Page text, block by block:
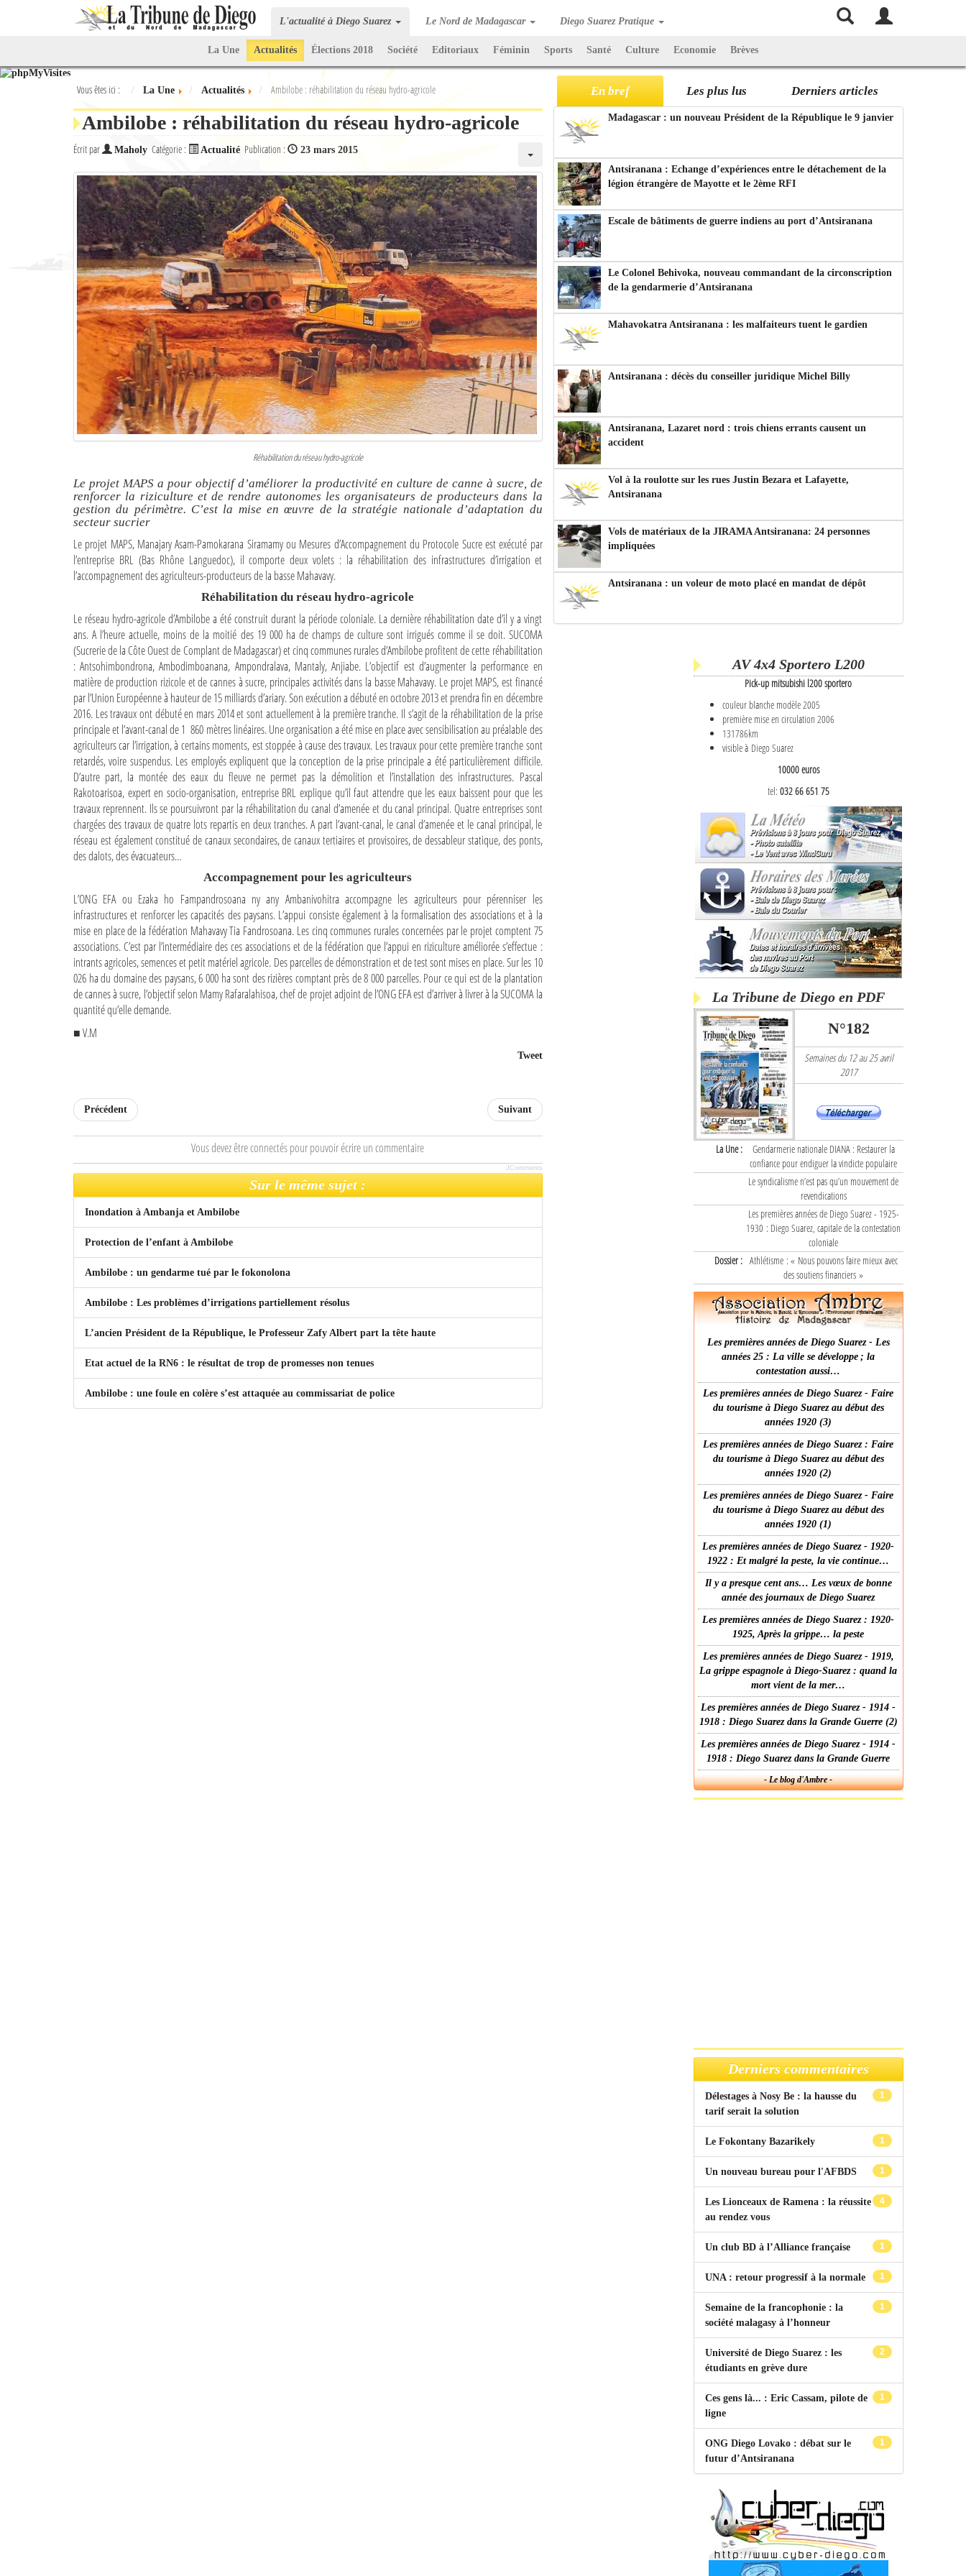
L'actualité à Diego Suarez Le Nord de Madagascar Diego Suarez Pratique
La Une Actualités Élections 2018 Société Editoriaux Féminin Sports Santé Culture Economie Brèves
Vous êtes ici : La Une Actualités Ambilobe : réhabilitation du réseau hydro-agricole
Ambilobe : réhabilitation du réseau hydro-agricole
Écrit par Maholy Catégorie : Actualité Publication : 23 mars 2015
Réhabilitation du réseau hydro-agricole
Le projet MAPS a pour objectif d’améliorer la productivité en culture de canne à sucre, de
renforcer la riziculture et de rendre autonomes les organisateurs de producteurs dans la
gestion du périmètre. C’est la mise en œuvre de la stratégie nationale d’adaptation du
secteur sucrier
Le projet MAPS, Manajary Asam-Pamokarana Siramamy ou Mesures d’Accompagnement du Protocole Sucre est exécuté par
l’entreprise BRL (Bas Rhône Languedoc), il comporte deux volets : la réhabilitation des infrastructures d’irrigation et
l’accompagnement des agriculteurs-producteurs de la basse Mahavavy.
Réhabilitation du réseau hydro-agricole
Le réseau hydro-agricole d’Ambilobe a été construit durant la période coloniale. La dernière réhabilitation date d’il y a vingt
ans. A l’heure actuelle, moins de la moitié des 19 000 ha de champs de culture sont irrigués comme il se doit. SUCOMA
(Sucrerie de la Côte Ouest de Complant de Madagascar) et cinq communes rurales d’Ambilobe profitent de cette réhabilitation
: Antsohimbondrona, Ambodimboanana, Ampondralava, Mantaly, Anjiabe. L’objectif est d’augmenter la performance en
matière de production rizicole et de cannes à sucre, principales activités dans la basse Mahavavy. Le projet MAPS, est financé
par l’Union Européenne à hauteur de 15 milliards d’ariary. Son exécution a débuté en octobre 2013 et prendra fin en décembre
2016. Les travaux ont débuté en mars 2014 et sont actuellement à la première tranche. Il s’agit de la réhabilitation de la prise
principale et l’avant-canal de 1 860 mètres linéaires. Une organisation a été mise en place avec sensibilisation au préalable des
agriculteurs car l’irrigation, à certains moments, est stoppée à cause des travaux. Les travaux pour cette première tranche sont
retardés, voire suspendus. Les employés expliquent que la conception de la prise principale a été particulièrement difficile.
D’autre part, la montée des eaux du fleuve ne permet pas la démolition et l’installation des infrastructures. Pascal
Rakotoarisoa, expert en socio-organisation, entreprise BRL explique qu’il faut attendre que les eaux baissent pour que les
travaux reprennent. Ils se poursuivront par la réhabilitation du canal d’amenée et du canal principal. Quatre entreprises sont
chargées des travaux de quatre lots repartis en deux tranches. A part l’avant-canal, le canal d’amenée et le canal principal, le
réseau est également constitué de canaux secondaires, de canaux tertiaires et provisoires, de dessableur statique, des ponts,
des dalots, des évacuateurs…
Accompagnement pour les agriculteurs
L’ONG EFA ou Ezaka ho Fampandrosoana ny any Ambanivohitra accompagne les agriculteurs pour pérenniser les
infrastructures et renforcer les capacités des paysans. L’appui consiste également à la formalisation des associations et à la
mise en place de la fédération Mahavavy Tia Fandrosoana. Les cinq communes rurales concernées par le projet comptent 75
associations. C’est par l’intermédiaire des ces associations et de la fédération que l’appui en riziculture améliorée s’effectue :
intrants agricoles, semences et petit matériel agricole. Des parcelles de démonstration et de test sont mises en place. Sur les 10
026 ha du domaine des paysans, 6 000 ha sont des rizières comptant près de 8 000 parcelles. Pour ce qui est de la plantation
de cannes à sucre, l’objectif selon Mamy Rafaralahisoa, chef de projet adjoint de l’ONG EFA est d’arriver à livrer à la SUCOMA la
quantité qu’elle demande.
■ V.M
Tweet
Précédent Suivant
Vous devez être connectés pour pouvoir écrire un commentaire
JComments
Sur le même sujet :
Inondation à Ambanja et Ambilobe
Protection de l’enfant à Ambilobe
Ambilobe : un gendarme tué par le fokonolona
Ambilobe : Les problèmes d’irrigations partiellement résolus
L’ancien Président de la République, le Professeur Zafy Albert part la tête haute
Etat actuel de la RN6 : le résultat de trop de promesses non tenues
Ambilobe : une foule en colère s’est attaquée au commissariat de police
En bref Les plus lus Derniers articles
Madagascar : un nouveau Président de la République le 9 janvier
Antsiranana : Echange d’expériences entre le détachement de la
légion étrangère de Mayotte et le 2ème RFI
Escale de bâtiments de guerre indiens au port d’Antsiranana
Le Colonel Behivoka, nouveau commandant de la circonscription
de la gendarmerie d’Antsiranana
Mahavokatra Antsiranana : les malfaiteurs tuent le gardien
Antsiranana : décès du conseiller juridique Michel Billy
Antsiranana, Lazaret nord : trois chiens errants causent un
accident
Vol à la roulotte sur les rues Justin Bezara et Lafayette,
Antsiranana
Vols de matériaux de la JIRAMA Antsiranana: 24 personnes
impliquées
Antsiranana : un voleur de moto placé en mandat de dépôt
AV 4x4 Sportero L200
Pick-up mitsubishi l200 sportero
couleur blanche modèle 2005
première mise en circulation 2006
131786km
visible à Diego Suarez
10000 euros
tel: 032 66 651 75
La Tribune de Diego en PDF
N°182
Semaines du 12 au 25 avril
2017
La Une :
Gendarmerie nationale DIANA : Restaurer la
confiance pour endiguer la vindicte populaire
Le syndicalisme n’est pas qu’un mouvement de
revendications
Les premières années de Diego Suarez - 1925-
1930 : Diego Suarez, capitale de la contestation
coloniale
Dossier : Athlétisme : « Nous pouvons faire mieux avec
des soutiens financiers »
Les premières années de Diego Suarez - Les
années 25 : La ville se développe ; la
contestation aussi…
Les premières années de Diego Suarez - Faire
du tourisme à Diego Suarez au début des
années 1920 (3)
Les premières années de Diego Suarez : Faire
du tourisme à Diego Suarez au début des
années 1920 (2)
Les premières années de Diego Suarez - Faire
du tourisme à Diego Suarez au début des
années 1920 (1)
Les premières années de Diego Suarez - 1920-
1922 : Et malgré la peste, la vie continue…
Il y a presque cent ans… Les vœux de bonne
année des journaux de Diego Suarez
Les premières années de Diego Suarez : 1920-
1925, Après la grippe… la peste
Les premières années de Diego Suarez - 1919,
La grippe espagnole à Diego-Suarez : quand la
mort vient de la mer…
Les premières années de Diego Suarez - 1914 -
1918 : Diego Suarez dans la Grande Guerre (2)
Les premières années de Diego Suarez - 1914 -
1918 : Diego Suarez dans la Grande Guerre
- Le blog d'Ambre -
Derniers commentaires
1
Délestages à Nosy Be : la hausse du
tarif serait la solution
1
Le Fokontany Bazarikely
1
Un nouveau bureau pour l'AFBDS
4
Les Lionceaux de Ramena : la réussite
au rendez vous
1
Un club BD à l’Alliance française
1
UNA : retour progressif à la normale
1
Semaine de la francophonie : la
société malagasy à l’honneur
2
Université de Diego Suarez : les
étudiants en grève dure
1
Ces gens là... : Eric Cassam, pilote de
ligne
1
ONG Diego Lovako : débat sur le
futur d’Antsiranana